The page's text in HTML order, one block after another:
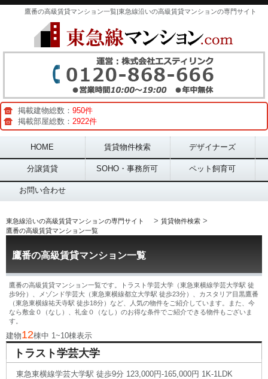
鷹番の高級賃貸マンション一覧|東急線沿いの高級賃貸マンションの専門サイト
掲載建物総数： 950件
掲載部屋総数： 2922件
Main menu
HOME 賃貸物件検索 デザイナーズ
分譲賃貸 SOHO・事務所可 ペット飼育可
お問い合わせ
東急線沿いの高級賃貸マンションの専門サイト > 賃貸物件検索 >
鷹番の高級賃貸マンション一覧
鷹番の高級賃貸マンション一覧
鷹番の高級賃貸マンション一覧です。トラスト学芸大学（東急東横線学芸大学駅 徒
歩9分）、メゾンド学芸大（東急東横線都立大学駅 徒歩23分）、カスタリア目黒鷹番
（東急東横線祐天寺駅 徒歩18分）など、人気の物件をご紹介しています。また、今
なら敷金０（なし）、礼金０（なし）のお得な条件でご紹介できる物件もございま
す。
建物12棟中 1~10棟表示
トラスト学芸大学
東急東横線学芸大学駅 徒歩9分 123,000円-165,000円 1K-1LDK